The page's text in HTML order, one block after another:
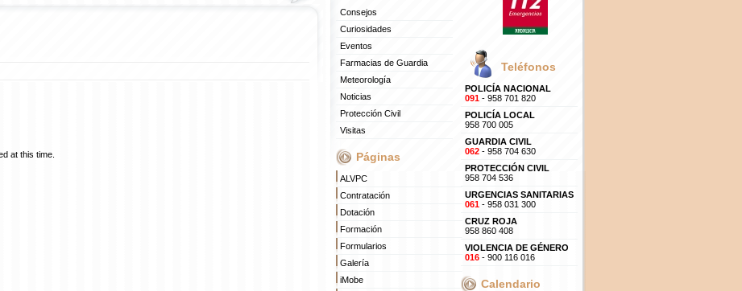
at this time.
Consejos
Curiosidades
Eventos
Farmacias de Guardia
Meteorología
Noticias
Protección Civil
Visitas
Páginas
ALVPC
Contratación
Dotación
Formación
Formularios
Galería
iMobe
Teléfonos
POLICÍA NACIONAL
091- 958 701 820
POLICÍA LOCAL
958 700 005
GUARDIA CIVIL
062- 958 704 630
PROTECCIÓN CIVIL
958 704 536
URGENCIAS SANITARIAS
061- 958 031 300
CRUZ ROJA
958 860 408
VIOLENCIA DE GÉNERO
016- 900 116 016
Calendario